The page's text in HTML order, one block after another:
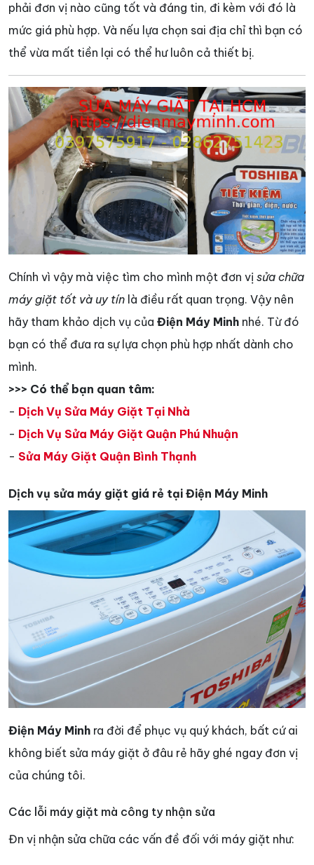
phải đơn vị nào cũng tốt và đáng tin, đi kèm với đó là
mức giá phù hợp. Và nếu lựa chọn sai địa chỉ thì bạn có
thể vừa mất tiền lại có thể hư luôn cả thiết bị.
Chính vì vậy mà việc tìm cho mình một đơn vị sửa chữa
máy giặt tốt và uy tín là điều rất quan trọng. Vậy nên
hãy tham khảo dịch vụ của Điện Máy Minh nhé. Từ đó
bạn có thể đưa ra sự lựa chọn phù hợp nhất dành cho
mình.
>>> Có thể bạn quan tâm:
- Dịch Vụ Sửa Máy Giặt Tại Nhà
- Dịch Vụ Sửa Máy Giặt Quận Phú Nhuận
- Sửa Máy Giặt Quận Bình Thạnh
Dịch vụ sửa máy giặt giá rẻ tại Điện Máy Minh
Điện Máy Minh ra đời để phục vụ quý khách, bất cứ ai
không biết sửa máy giặt ở đâu rẻ hãy ghé ngay đơn vị
của chúng tôi.
Các lỗi máy giặt mà công ty nhận sửa
Đn vị nhận sửa chữa các vấn đề đối với máy giặt như: